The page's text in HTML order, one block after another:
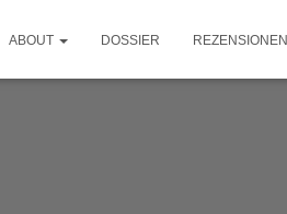
ABOUT DOSSIER REZENSIONEN